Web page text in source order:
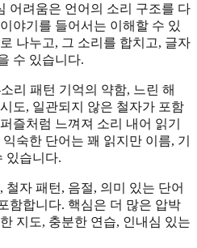
어려움은 언어의 소리 구조를 다
야기를 들어서는 이해할 수 있
나누고, 그 소리를 합치고, 글자
수 있습니다.
리 패턴 기억의 약함, 느린 해
도, 일관되지 않은 철자가 포함
즐처럼 느껴져 소리 내어 읽기
숙한 단어는 꽤 읽지만 이름, 기
있습니다.
자 패턴, 음절, 의미 있는 단어
함합니다. 핵심은 더 많은 압박
지도, 충분한 연습, 인내심 있는